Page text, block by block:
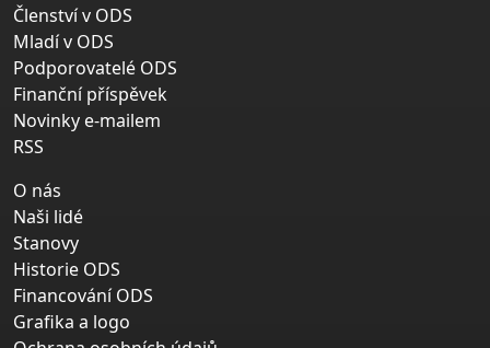
Členství v ODS
Mladí v ODS
Podporovatelé ODS
Finanční příspěvek
Novinky e-mailem
RSS
O nás
Naši lidé
Stanovy
Historie ODS
Financování ODS
Grafika a logo